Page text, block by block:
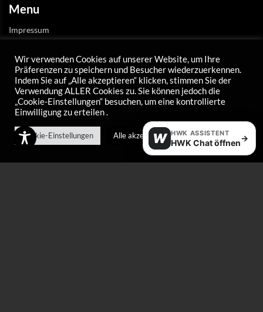
Menu
Impressum
Skiwax Berater
Mein Account
Zahlung & Versand
Widerrufsrecht
Wir verwenden Cookies auf unserer Website, um Ihre
Präferenzen zu speichern und Besucher wiederzuerkennen.
Indem Sie auf „Alle akzeptieren“ klicken, stimmen Sie der
Verwendung ALLER Cookies zu. Sie können jedoch die
„Cookie-Einstellungen“ besuchen, um eine kontrollierte
Einwilligung zu erteilen .
Cookie-Einstellungen Alle akzeptieren
W HWK ASSISTENT
HWK Chat öffnen→